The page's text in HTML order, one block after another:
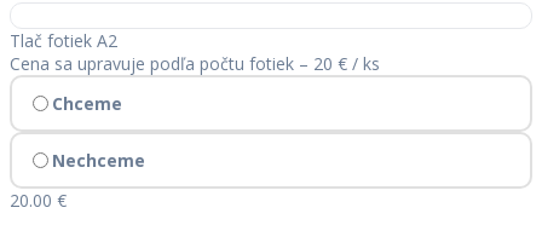
Tlač fotiek A2
Cena sa upravuje podľa počtu fotiek – 20 € / ks
Chceme
Nechceme
20.00 €